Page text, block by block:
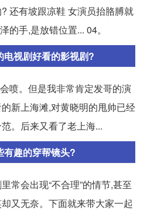
还有坡跟凉鞋 女演员抬胳膊就
的手,是放错位置... 04。
视剧好看的影视剧?
喷。但是我非常肯定发哥的演
新上海滩,对黄晓明的甩帅已经
。后来又看了老上海...
有趣的穿帮镜头?
常会出现“不合理”的情节,甚至
又无奈。下面就来带大家一起